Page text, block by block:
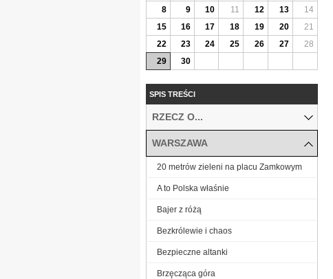
8
9 10 11 12 13
14
15
16 17 18 19 20
21
22
23 24 25 26 27
28
29
30
SPIS TREŚCI
RZECZ O...
WARSZAWA
20 metrów zieleni na placu Zamkowym
A to Polska właśnie
Bajer z różą
Bezkrólewie i chaos
Bezpieczne altanki
Brzęcząca góra